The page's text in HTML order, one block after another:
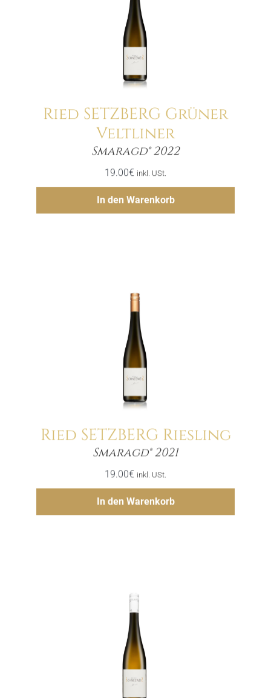
Ried SETZBERG Grüner
Veltliner
Smaragd® 2022
19.00€ inkl. USt.
In den Warenkorb
Menge
Hinzufügen
Ried SETZBERG Riesling
Smaragd® 2021
19.00€ inkl. USt.
In den Warenkorb
Menge
Hinzufügen